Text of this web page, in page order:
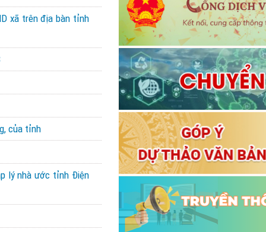
xã trên địa bàn tỉnh
của tỉnh
lý nhà ước tỉnh Điện